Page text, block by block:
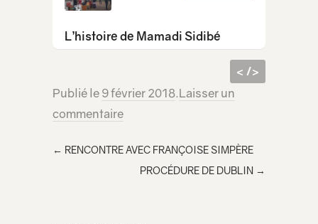
L’histoire de Mamadi Sidibé
< />
code
e
dans
Publié le 9 février 2018.Laisser un
commentaire
← RENCONTRE AVEC FRANÇOISE SIMPÈRE
PROCÉDURE DE DUBLIN →